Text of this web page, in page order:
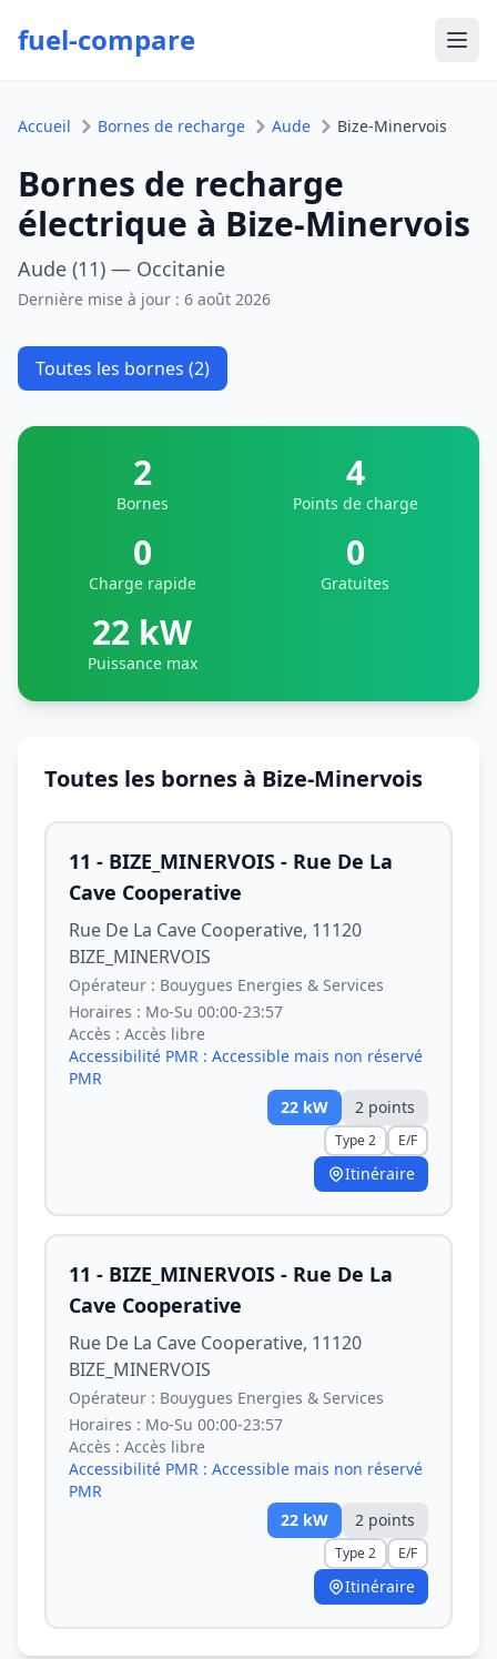
fuel-compare
Accueil Bornes de recharge Aude Bize-Minervois
Bornes de recharge
électrique à Bize-Minervois
Aude (11) — Occitanie
Dernière mise à jour : 6 août 2026
Toutes les bornes (2)
2
Bornes
4
Points de charge
0
Charge rapide
0
Gratuites
22 kW
Puissance max
Toutes les bornes à Bize-Minervois
11 - BIZE_MINERVOIS - Rue De La
Cave Cooperative
Rue De La Cave Cooperative, 11120
BIZE_MINERVOIS
Opérateur : Bouygues Energies & Services
Horaires : Mo-Su 00:00-23:57
Accès : Accès libre
Accessibilité PMR : Accessible mais non réservé
PMR
22 kW 2 points
Type 2 E/F
Itinéraire
11 - BIZE_MINERVOIS - Rue De La
Cave Cooperative
Rue De La Cave Cooperative, 11120
BIZE_MINERVOIS
Opérateur : Bouygues Energies & Services
Horaires : Mo-Su 00:00-23:57
Accès : Accès libre
Accessibilité PMR : Accessible mais non réservé
PMR
22 kW 2 points
Type 2 E/F
Itinéraire